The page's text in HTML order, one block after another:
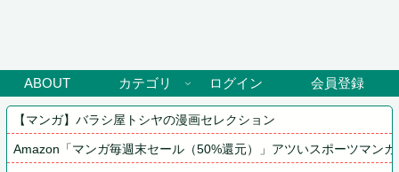
ABOUT カテゴリ ログイン 会員登録
【マンガ】バラシ屋トシヤの漫画セレクション
Amazon「マンガ毎週末セール（50%還元）」アツいスポーツマン